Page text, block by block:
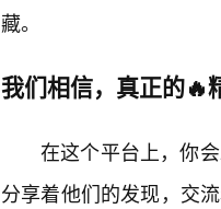
藏。
我们相信，真正的🔥
在这个平台上，你
分享着他们的发现，交